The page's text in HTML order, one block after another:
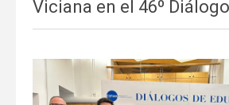
Viciana en el 46º